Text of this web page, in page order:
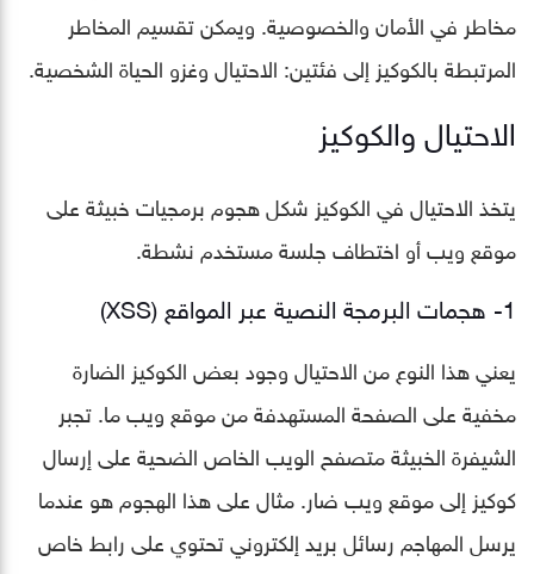
مخاطر في الأمان والخصوصية. ويمكن تقسيم المخاطر
المرتبطة بالكوكيز إلى فئتين: الاحتيال وغزو الحياة الشخصية.
الاحتيال والكوكيز
يتخذ الاحتيال في الكوكيز شكل هجوم برمجيات خبيثة على
موقع ويب أو اختطاف جلسة مستخدم نشطة.
1- هجمات البرمجة النصية عبر المواقع (XSS)
يعني هذا النوع من الاحتيال وجود بعض الكوكيز الضارة
مخفية على الصفحة المستهدفة من موقع ويب ما. تجبر
الشيفرة الخبيثة متصفح الويب الخاص الضحية على إرسال
كوكيز إلى موقع ويب ضار. مثال على هذا الهجوم هو عندما
يرسل المهاجم رسائل بريد إلكتروني تحتوي على رابط خاص